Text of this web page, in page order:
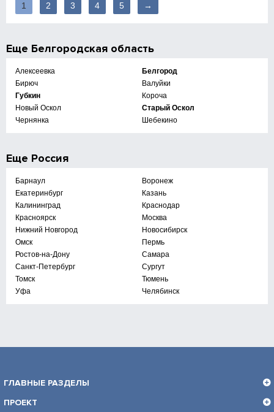
1 2 3 4 5 →
Еще Белгородская область
Алексеевка
Белгород
Бирюч
Валуйки
Губкин
Короча
Новый Оскол
Старый Оскол
Чернянка
Шебекино
Еще Россия
Барнаул
Воронеж
Екатеринбург
Казань
Калининград
Краснодар
Красноярск
Москва
Нижний Новгород
Новосибирск
Омск
Пермь
Ростов-на-Дону
Самара
Санкт-Петербург
Сургут
Томск
Тюмень
Уфа
Челябинск
ГЛАВНЫЕ РАЗДЕЛЫ
ПРОЕКТ